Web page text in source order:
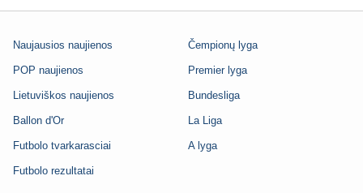
Naujausios naujienos
POP naujienos
Lietuviškos naujienos
Ballon d'Or
Futbolo tvarkarasciai
Futbolo rezultatai
Čempionų lyga
Premier lyga
Bundesliga
La Liga
A lyga